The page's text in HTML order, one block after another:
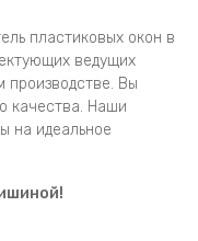
пластиковых окон в
ведущих
производстве. Вы
качества. Наши
на идеальное